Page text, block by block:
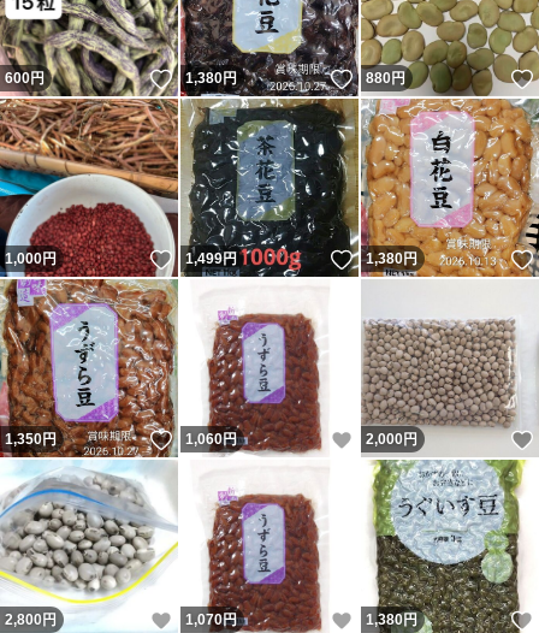
600円 いいね！
1,380円 いいね！
880円
1,000円 いいね！
1,499円 いいね！
1,380円
1,350円 いいね！
1,060円 いいね！
2,000円
2,800 円 いいね！
1,070円 いいね！
1,380円